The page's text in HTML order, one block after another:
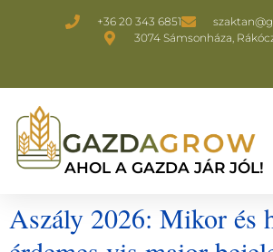
+36 20 343 6851
3074 Sámsonháza,
AHOL A GAZDA JÁR JÓL!
Aszály 2026: Mikor és